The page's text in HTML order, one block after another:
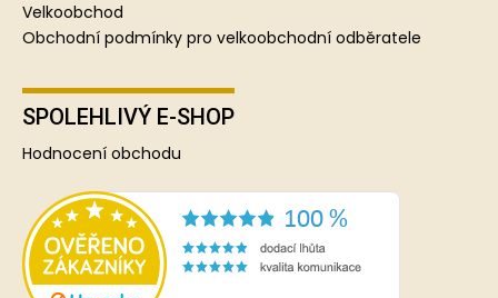
Velkoobchod
Obchodní podmínky pro velkoobchodní odběratele
SPOLEHLIVÝ E-SHOP
Hodnocení obchodu